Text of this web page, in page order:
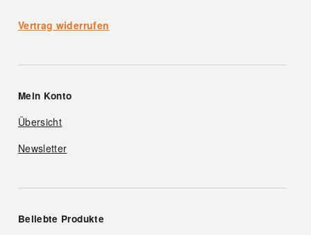
Vertrag widerrufen
Mein Konto
Übersicht
Newsletter
Beliebte Produkte